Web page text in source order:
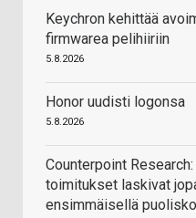
Keychron kehittää
firmwarea pelihiiriin
5.8.2026
Honor uudisti logonsa
5.8.2026
Counterpoint
toimitukset laskivat
ensimmäisellä